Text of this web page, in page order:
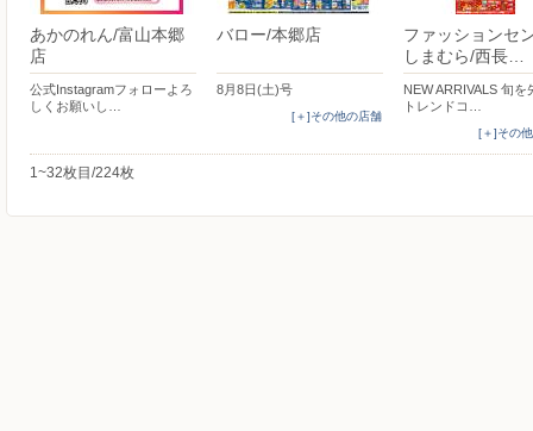
あかのれん/富山本郷
店
公式Instagramフォローよろ
しくお願いし…
バロー/本郷店
8月8日(土)号
[＋]その他の店舗
ファッションセ
しまむら/西長…
NEW ARRIVALS 旬を
トレンドコ…
[＋]その
1~32枚目/224枚